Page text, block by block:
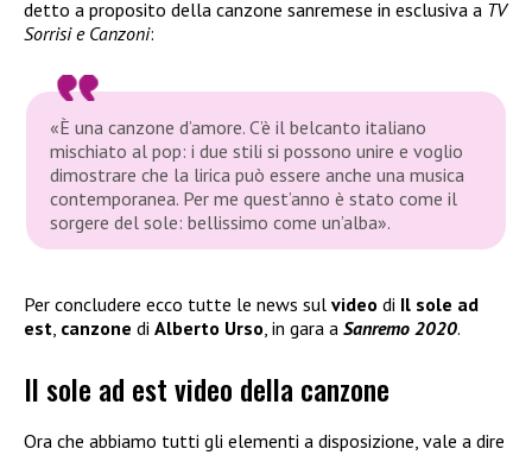
detto a proposito della canzone sanremese in esclusiva a TV
Sorrisi e Canzoni:
«È una canzone d’amore. C’è il belcanto italiano
mischiato al pop: i due stili si possono unire e voglio
dimostrare che la lirica può essere anche una musica
contemporanea. Per me quest’anno è stato come il
sorgere del sole: bellissimo come un’alba».
Per concludere ecco tutte le news sul video di Il sole ad
est, canzone di Alberto Urso, in gara a Sanremo 2020.
Il sole ad est video della canzone
Ora che abbiamo tutti gli elementi a disposizione, vale a dire